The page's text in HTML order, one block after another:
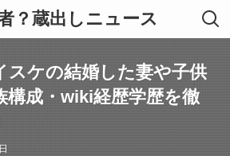
？蔵出しニュース
スケの結婚した妻や子供
構成・wiki経歴学歴を徹